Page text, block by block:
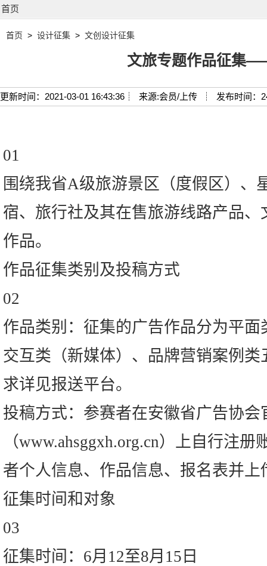
首页
首页 > 设计征集 > 文创设计征集
文旅专题作品征集
更新时间：2021-03-01 16:43:36┊ 来源:会员/上传 ┊ 发布时间：
01
围绕我省A级旅游景区（度假区）、
宿、旅行社及其在售旅游线路产品
作品。
作品征集类别及投稿方式
02
作品类别：征集的广告作品分为平
交互类（新媒体）、品牌营销案例
求详见报送平台。
投稿方式：参赛者在安徽省广告协会
（www.ahsggxh.org.cn）上自行注
者个人信息、作品信息、报名表并上
征集时间和对象
03
征集时间：6月12至8月15日